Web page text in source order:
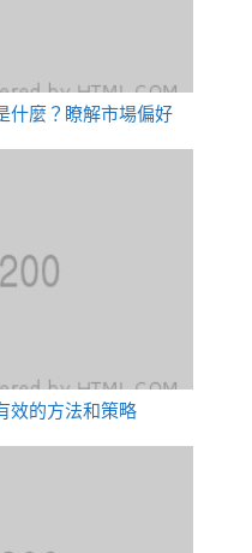
什麼？瞭解市場偏好
效的方法和策略